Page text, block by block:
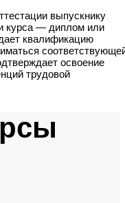
выпускнику
курса — диплом или
квалификацию
освоение
трудовой